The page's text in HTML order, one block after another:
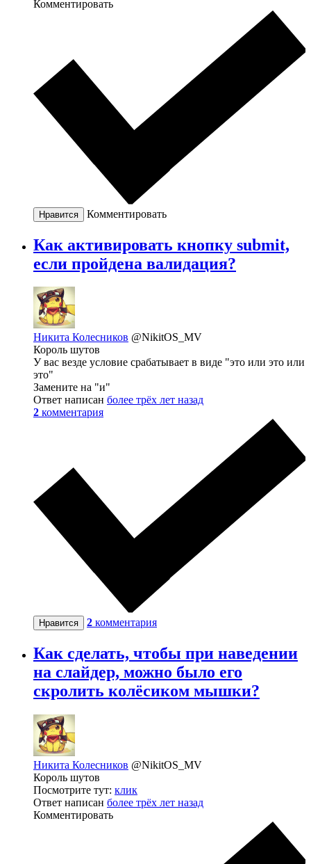
Комментировать
Нравится Комментировать
Как активировать кнопку submit,
если пройдена валидация?
Никита Колесников @NikitOS_MV
Король шутов
У вас везде условие срабатывает в виде "это или это или
это"
Замените на "и"
Ответ написан более трёх лет назад
2 комментария
Нравится 2 комментария
Как сделать, чтобы при наведении
на слайдер, можно было его
скролить колёсиком мышки?
Никита Колесников @NikitOS_MV
Король шутов
Посмотрите тут: клик
Ответ написан более трёх лет назад
Комментировать